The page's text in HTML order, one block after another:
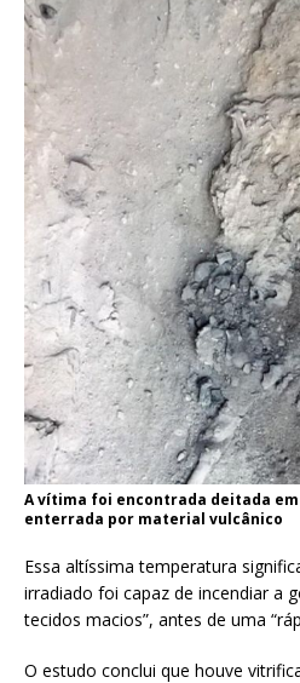
A vítima foi encontrada deitada
enterrada por material vulcânico
Essa altíssima temperatura
irradiado foi capaz de incendiar a
tecidos macios”, antes de uma
O estudo conclui que houve